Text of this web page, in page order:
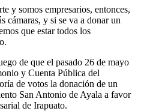
y somos empresarios, entonces,
cámaras, y si se va a donar un
que estar todos los
de que el pasado 26 de mayo
y Cuenta Pública del
de votos la donación de un
San Antonio de Ayala a favor
de Irapuato.